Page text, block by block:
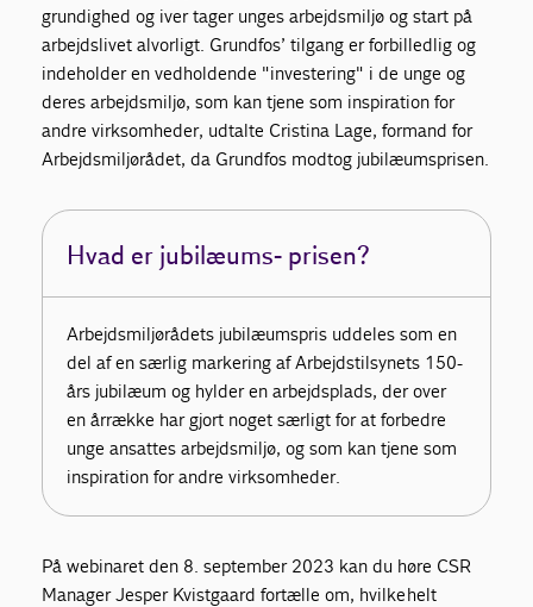
grundighed og iver tager unges arbejdsmiljø og start på
arbejdslivet alvorligt. Grundfos’ tilgang er forbilledlig og
indeholder en vedholdende "investering" i de unge og
deres arbejdsmiljø, som kan tjene som inspiration for
andre virksomheder, udtalte Cristina Lage, formand for
Arbejdsmiljørådet, da Grundfos modtog jubilæumsprisen.
Hvad er jubilæums- prisen?
Arbejdsmiljørådets jubilæumspris uddeles som en
del af en særlig markering af Arbejdstilsynets 150-
års jubilæum og hylder en arbejdsplads, der over
en årrække har gjort noget særligt for at forbedre
unge ansattes arbejdsmiljø, og som kan tjene som
inspiration for andre virksomheder.
På webinaret den 8. september 2023 kan du høre CSR
Manager Jesper Kvistgaard fortælle om, hvilke helt